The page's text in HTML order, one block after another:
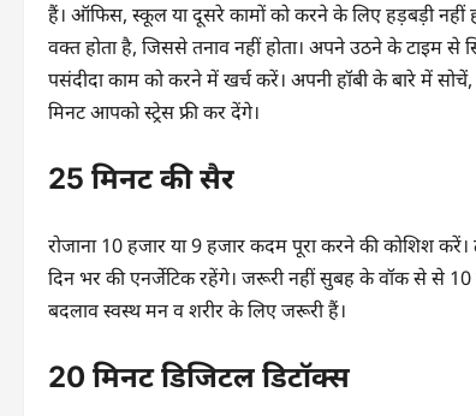
हैं। ऑफिस, स्कूल या दूसरे कामों को करने के लिए हड़बड़ी नहीं
वक्त होता है, जिससे तनाव नहीं होता। अपने उठने के टाइम
पसंदीदा काम को करने में खर्च करें। अपनी हॉबी के बारे में
मिनट आपको स्ट्रेस फ्री कर देंगे।
25 मिनट की सैर
रोजाना 10 हजार या 9 हजार कदम पूरा करने की कोशिश
दिन भर की एनर्जेटिक रहेंगे। जरूरी नहीं सुबह के वॉक से से
बदलाव स्वस्थ मन व शरीर के लिए जरूरी हैं।
20 मिनट डिजिटल डिटॉक्स